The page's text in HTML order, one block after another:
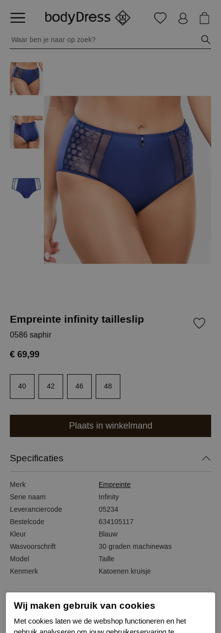
Empreinte infinity tailleslip
0586 saphir
€ 69,99
40 42 46 48
Plaats in winkelmand
Specificaties
Merk
Empreinte
Serie naam
Infinity
Leveranciercode
05234
Bestelcode
634105117
Kleur
Blauw
Wasvoorschrift
30 graden machinewas
Model
Taille
Kenmerk
Katoenen kruisje
Gerelateerde producten
Wij maken gebruik van cookies
Met cookies laten we de webshop functioneren en het